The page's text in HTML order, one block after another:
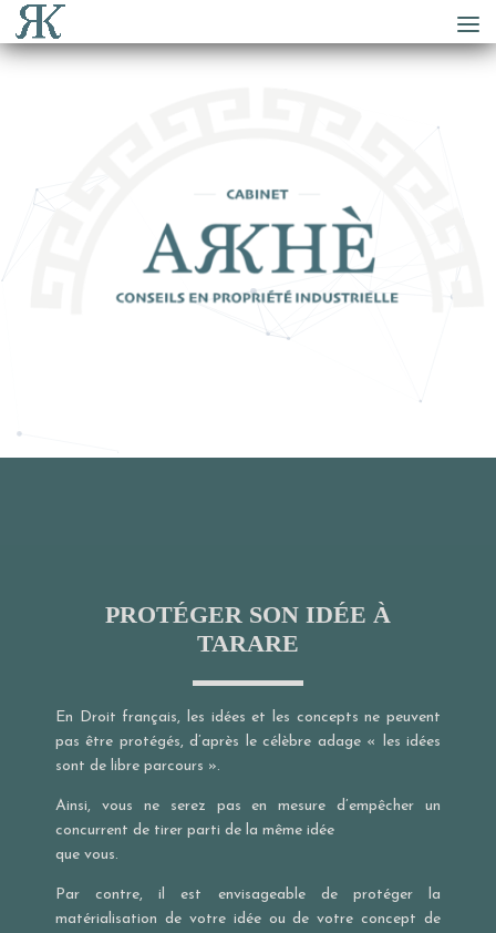
PROTÉGER SON IDÉE À
TARARE
En Droit français, les idées et les concepts ne peuvent
pas être protégés, d’après le célèbre adage « les idées
sont de libre parcours ».
Ainsi, vous ne serez pas en mesure d’empêcher un
concurrent de tirer parti de la même idée
que vous.
Par contre, il est envisageable de protéger la
matérialisation de votre idée ou de votre concept de